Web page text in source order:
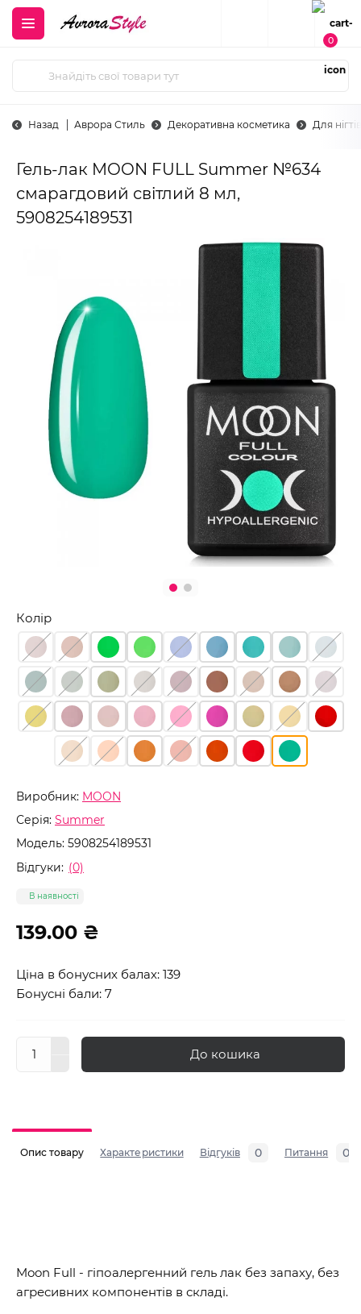
0
Назад Аврора Стиль Декоративна косметика Для нігтів
Гель-лак MOON FULL Summer №634
смарагдовий світлий 8 мл,
5908254189531
Виробник: MOON
Серія: Summer
Модель: 5908254189531
Відгуки: (0)
В наявності
Колір
139.00 ₴
Ціна в бонусних балах: 139
Бонусні бали: 7
До кошика
Опис товару Характеристики Відгуків 0 Питання 0
Moon Full - гіпоалергенний гель лак без запаху, без
агресивних компонентів в складі.